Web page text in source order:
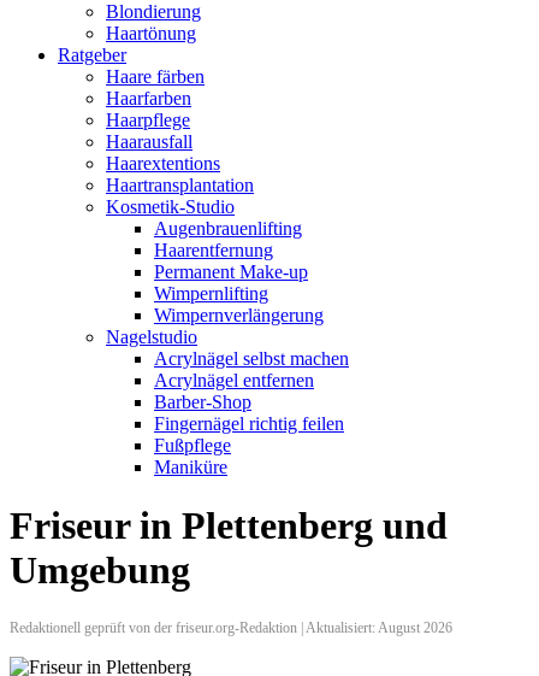
Blondierung
Haartönung
Ratgeber
Haare färben
Haarfarben
Haarpflege
Haarausfall
Haarextentions
Haartransplantation
Kosmetik-Studio
Augenbrauenlifting
Haarentfernung
Permanent Make-up
Wimpernlifting
Wimpernverlängerung
Nagelstudio
Acrylnägel selbst machen
Acrylnägel entfernen
Barber-Shop
Fingernägel richtig feilen
Fußpflege
Maniküre
Friseur in Plettenberg und
Umgebung
Redaktionell geprüft von der friseur.org-Redaktion | Aktualisiert: August 2026